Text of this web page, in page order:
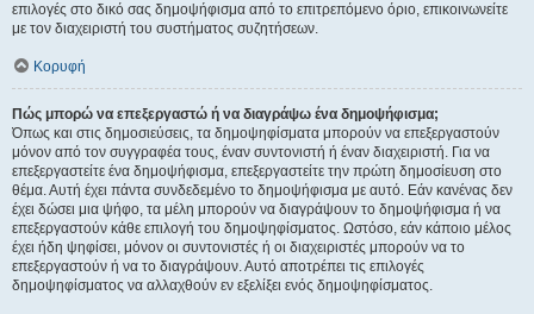
επιλογές στο δικό σας δημοψήφισμα από το επιτρεπόμενο όριο, επικοινωνείτε
με τον διαχειριστή του συστήματος συζητήσεων.
Κορυφή
Πώς μπορώ να επεξεργαστώ ή να διαγράψω ένα δημοψήφισμα;
Όπως και στις δημοσιεύσεις, τα δημοψηφίσματα μπορούν να επεξεργαστούν
μόνον από τον συγγραφέα τους, έναν συντονιστή ή έναν διαχειριστή. Για να
επεξεργαστείτε ένα δημοψήφισμα, επεξεργαστείτε την πρώτη δημοσίευση στο
θέμα. Αυτή έχει πάντα συνδεδεμένο το δημοψήφισμα με αυτό. Εάν κανένας δεν
έχει δώσει μια ψήφο, τα μέλη μπορούν να διαγράψουν το δημοψήφισμα ή να
επεξεργαστούν κάθε επιλογή του δημοψηφίσματος. Ωστόσο, εάν κάποιο μέλος
έχει ήδη ψηφίσει, μόνον οι συντονιστές ή οι διαχειριστές μπορούν να το
επεξεργαστούν ή να το διαγράψουν. Αυτό αποτρέπει τις επιλογές
δημοψηφίσματος να αλλαχθούν εν εξελίξει ενός δημοψηφίσματος.